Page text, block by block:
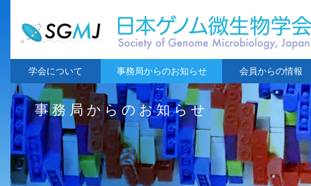
学会について 事務局からのお知らせ 会員からの情報
事務局からのお知らせ